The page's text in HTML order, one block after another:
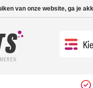
Nieuwe levertijd: 1 tot 3
van onze website, ga je